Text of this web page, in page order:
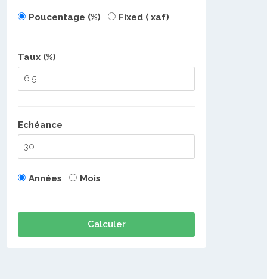
Poucentage (%) Fixed ( xaf)
Taux (%)
Echéance
Années Mois
Calculer